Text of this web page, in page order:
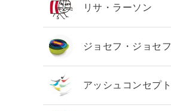
リサ・ラーソン
ジョセフ・ジョセフ
アッシュコンセプト